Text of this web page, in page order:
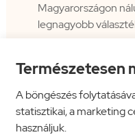
Természetesen
A böngészés
statisztikai, a marketing
használjuk.
Magyarországon
legnagyobb